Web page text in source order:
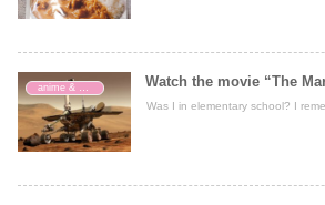
Watch the movie “The
Was I in elementary school? I